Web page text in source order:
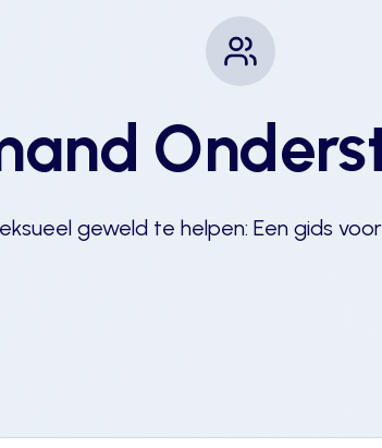
geweld te helpen: Een gids